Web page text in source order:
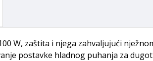
W, zaštita i njega zahvaljujući
postavke hladnog puhanja za